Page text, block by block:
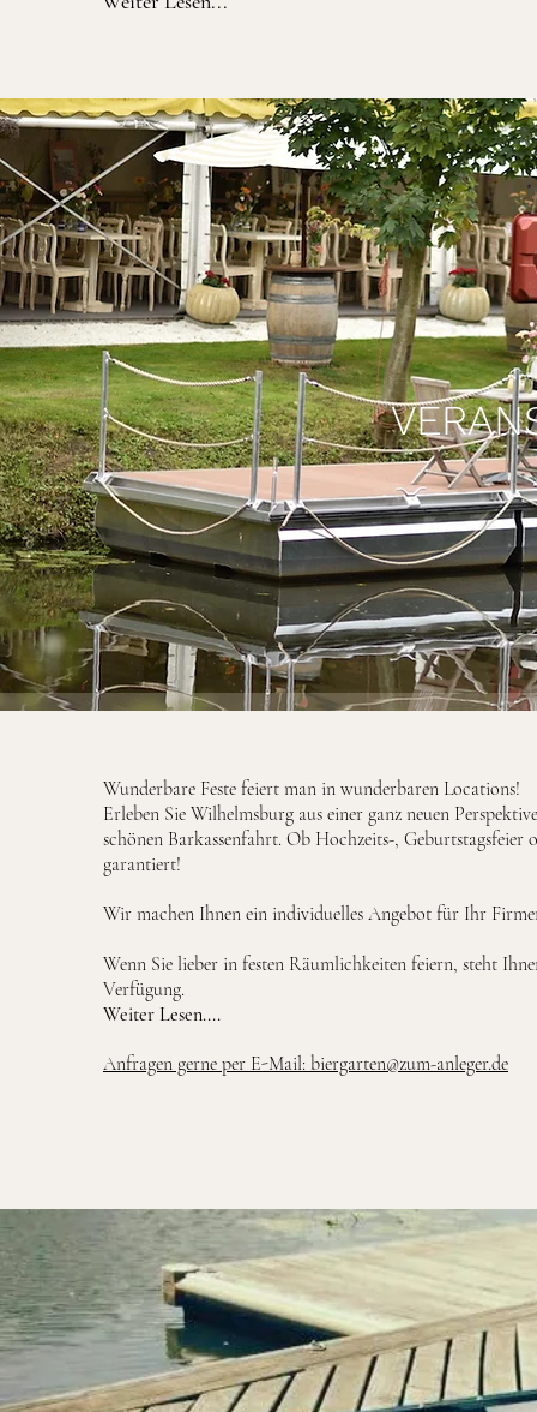
Wunderbare Feste feiert man in wunderbaren Locations!
Erleben Sie Wilhelmsburg aus einer ganz neuen
schönen Barkassenfahrt. Ob Hochzeits-, Geburtstagsfeier
garantiert!
Wir machen Ihnen ein individuelles Angebot für Ihr
Wenn Sie lieber in festen Räumlichkeiten feiern, steht
Verfügung.
Weiter Lesen....
Anfragen gerne per E-Mail: biergarten@zum-anleger.de